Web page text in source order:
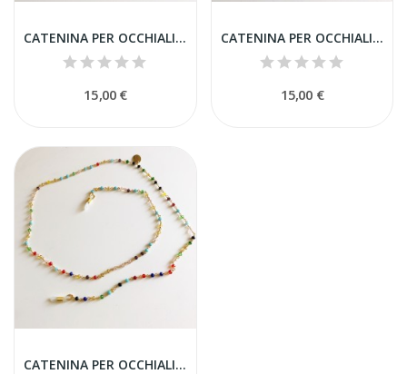
CATENINA PER OCCHIALI CON PERLINE
15,00 €
CATENINA PER OCCHIALI CON PERLE
15,00 €
CATENINA PER OCCHIALI MULTICOLOR